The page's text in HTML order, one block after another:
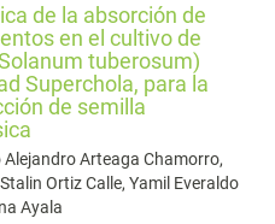
de la absorción de
en el cultivo de
tuberosum)
Superchola, para la
de semilla
Arteaga Chamorro,
Ortiz Calle, Yamil Everaldo
Ayala